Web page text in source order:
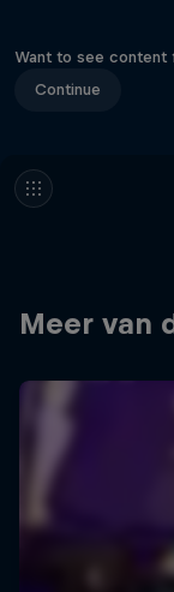
Want to see content
Continue
Meer van